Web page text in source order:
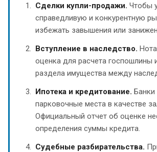
Сделки купли-продажи. Чтобы
справедливую и конкурентную
избежать завышения или
Вступление в наследство.
оценка для расчета госпошлины
раздела имущества между
Ипотека и кредитование.
парковочные места в качестве
Официальный отчет об оценке
определения суммы кредита.
Судебные разбирательства.